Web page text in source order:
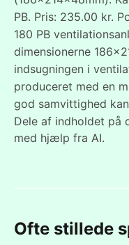
PB. Pris: 235.00 kr.
180 PB
dimensionerne
indsugningen i
produceret med en
god samvittighed
Dele af indholdet på
med hjælp fra AI.
Ofte stillede